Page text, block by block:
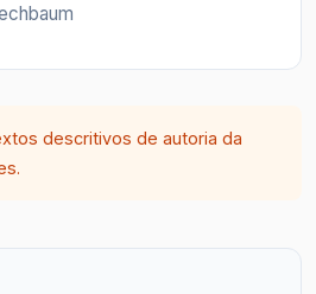
descritivos de autoria da